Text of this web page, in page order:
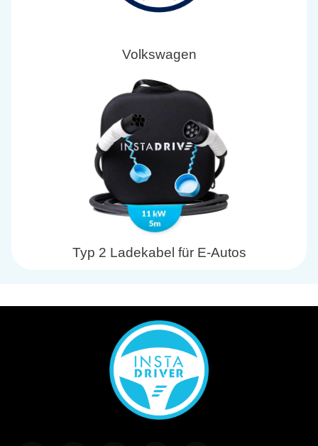
Volkswagen
Typ 2 Ladekabel für E-Autos